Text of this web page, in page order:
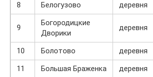
8
Белогузово деревня
9
Богородицкие
Дворики
деревня
10 Болотово деревня
11
Большая Браженка деревня